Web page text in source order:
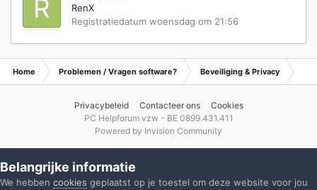
RenX
Registratiedatum woensdag om 21:56
Home Problemen / Vragen software? Beveiliging & Privacy
Privacybeleid Contacteer ons
Cookies
PC Helpforum vzw - BE 0899.431.411
Powered by Invision Community
Belangrijke informatie
We hebben cookies geplaatst op je toestel om deze website voor jou